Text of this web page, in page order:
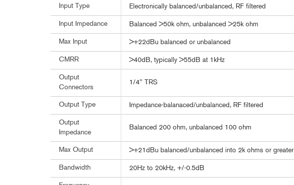
Input Type Electronically balanced/unbalanced, RF filtered
Input Impedance Balanced >50k ohm, unbalanced >25k ohm
Max Input >+22dBu balanced or unbalanced
CMRR >40dB, typically >55dB at 1kHz
Output
Connectors
1/4" TRS
Output Type Impedance-balanaced/unbalanced, RF filtered
Output
Impedance
Balanced 200 ohm, unbalanced 100 ohm
Max Output >+21dBu balanced/unbalanced into 2k ohms or greater
Bandwidth 20Hz to 20kHz, +/-0.5dB